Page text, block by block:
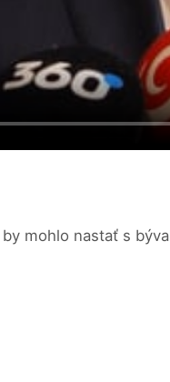
mohlo nastať s